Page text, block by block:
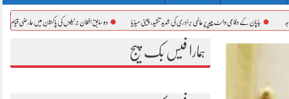
جاپان کے دفاعی وائٹ پیپر پر عالمی برادری کی شدید تنقید، چینی میڈیا دو سابق افغان جرنیلوں کی پاکستان میں عارضی قیام کیلئے دائر
ہمارا فیس بک پیج